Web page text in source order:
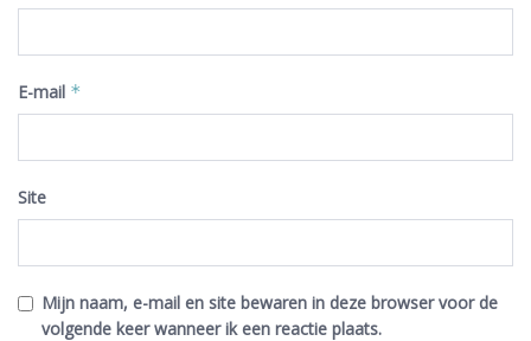
E-mail *
Site
Mijn naam, e-mail en site bewaren in deze browser voor de
volgende keer wanneer ik een reactie plaats.